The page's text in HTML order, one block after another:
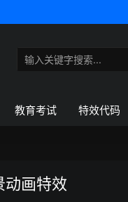
教育考试 特效代码
动画特效